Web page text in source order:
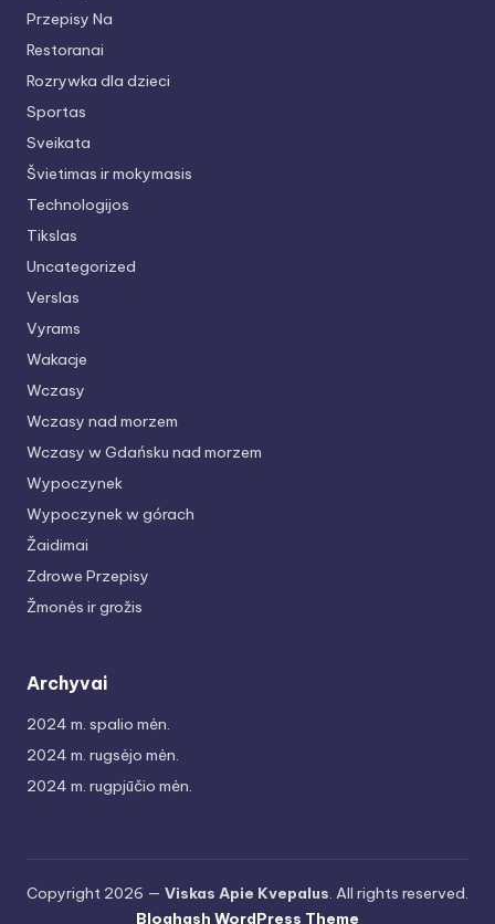
Przepisy Na
Restoranai
Rozrywka dla dzieci
Sportas
Sveikata
Švietimas ir mokymasis
Technologijos
Tikslas
Uncategorized
Verslas
Vyrams
Wakacje
Wczasy
Wczasy nad morzem
Wczasy w Gdańsku nad morzem
Wypoczynek
Wypoczynek w górach
Žaidimai
Zdrowe Przepisy
Žmonės ir grožis
Archyvai
2024 m. spalio mėn.
2024 m. rugsėjo mėn.
2024 m. rugpjūčio mėn.
Copyright 2026 — Viskas Apie Kvepalus. All rights reserved.
Bloghash WordPress Theme